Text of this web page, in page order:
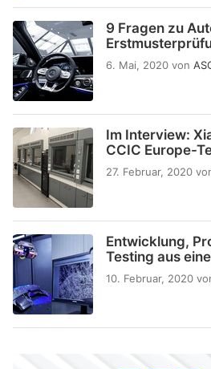
9 Fragen zu
6. Mai, 2020 von
Im Interview:
CCIC Europe-
27. Februar, 2020
Entwicklung,
Testing aus
10. Februar, 2020